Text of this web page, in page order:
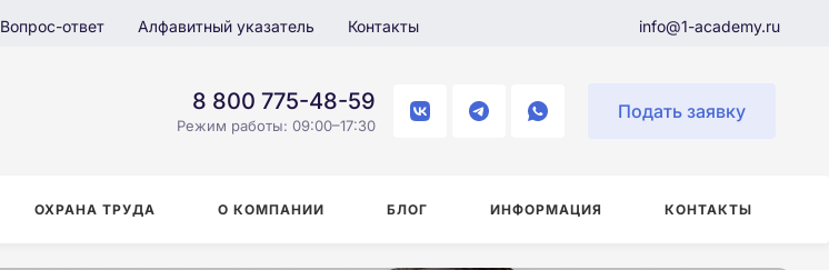
Вопрос-ответ Алфавитный указатель Контакты info@1-academy.ru
8 800 775-48-59
Режим работы: 09:00–17:30
Подать заявку
ОХРАНА ТРУДА О КОМПАНИИ БЛОГ ИНФОРМАЦИЯ КОНТАКТЫ